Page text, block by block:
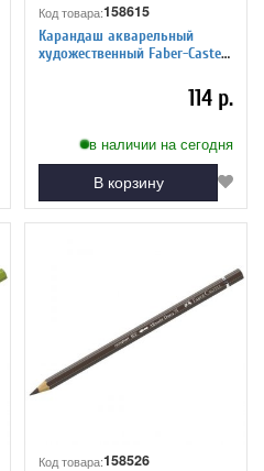
Код товара:158615
Карандаш акварельный
художественный Faber-Castell
114 р.
в наличии на сегодня
В корзину
Код товара:158526